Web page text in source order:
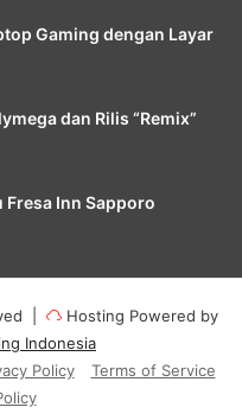
Gaming dengan Layar
dan Rilis “Remix”
Fresa Inn Sapporo
|
Hosting Powered by
Indonesia
Policy
Terms of Service